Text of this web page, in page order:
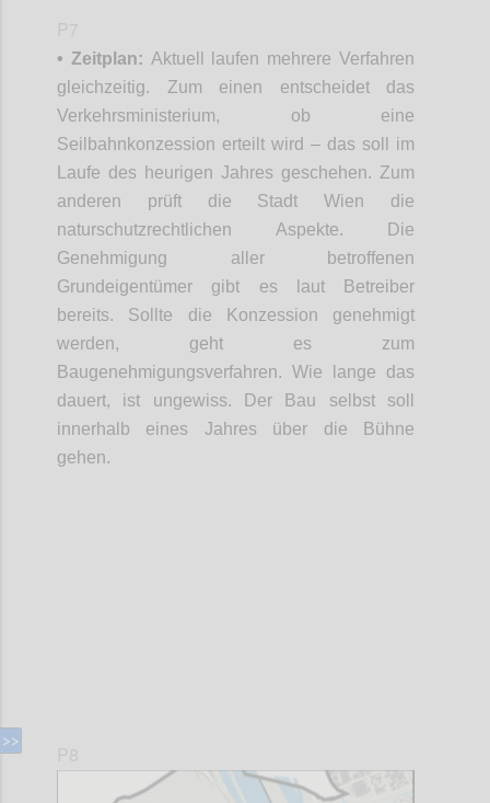
• Zeitplan: Aktuell laufen mehrere Verfahren
gleichzeitig. Zum einen entscheidet das
Verkehrsministerium, ob eine
Seilbahnkonzession erteilt wird – das soll im
Laufe des heurigen Jahres geschehen. Zum
anderen prüft die Stadt Wien die
naturschutzrechtlichen Aspekte. Die
Genehmigung aller betroffenen
Grundeigentümer gibt es laut Betreiber
bereits. Sollte die Konzession genehmigt
werden, geht es zum
Baugenehmigungsverfahren. Wie lange das
dauert, ist ungewiss. Der Bau selbst soll
innerhalb eines Jahres über die Bühne
gehen.